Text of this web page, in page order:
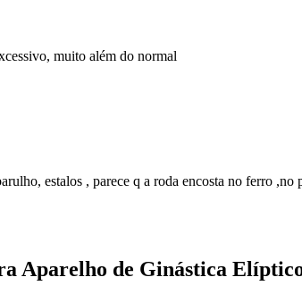
muito além do normal
estalos , parece q a roda encosta no ferro ,no
Aparelho de Ginástica